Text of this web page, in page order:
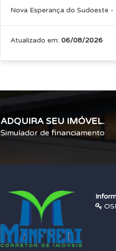
Nova Esperança do Sudoeste -
Atualizado em: 06/08/2026
ADQUIRA SEU IMÓVEL.
Simulador de financiamento